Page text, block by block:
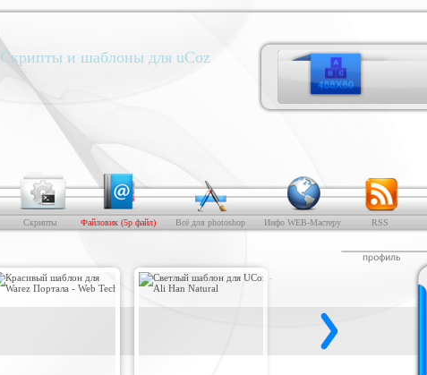
Скрипты и шаблоны для uCoz
Скрипты Файловик (5р файл) Всё для photoshop Инфо WEB-Мастеру RSS